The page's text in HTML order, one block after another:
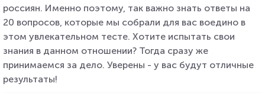
россиян. Именно поэтому, так важно знать ответы на
20 вопросов, которые мы собрали для вас воедино в
этом увлекательном тесте. Хотите испытать свои
знания в данном отношении? Тогда сразу же
принимаемся за дело. Уверены - у вас будут отличные
результаты!